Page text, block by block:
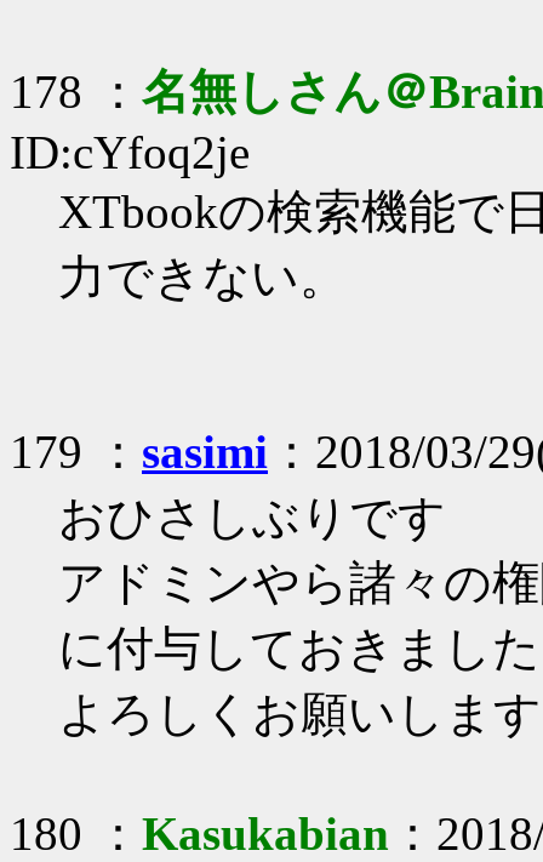
178 ： 名無しさん＠
ID:cYfoq2je
XTbookの検索機能で
力できない。
179 ： sasimi ：2018/03/
おひさしぶりです
アドミンやら諸々の
に付与しておきました
よろしくお願いしま
180 ： Kasukabian ：